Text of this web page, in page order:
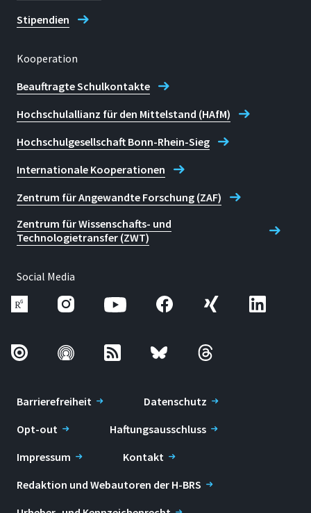
Stipendien
Kooperation
Beauftragte Schulkontakte
Hochschulallianz für den Mittelstand (HAfM)
Hochschulgesellschaft Bonn-Rhein-Sieg
Internationale Kooperationen
Zentrum für Angewandte Forschung (ZAF)
Zentrum für Wissenschafts- und
Technologietransfer (ZWT)
Social Media
Barrierefreiheit
Datenschutz
Opt-out
Haftungsausschluss
Impressum
Kontakt
Redaktion und Webautoren der H-BRS